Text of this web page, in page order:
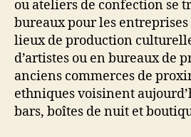
ou ateliers de confection se
bureaux pour les
lieux de production
d’artistes ou en bureaux de
anciens commerces de
ethniques voisinent
bars, boîtes de nuit et